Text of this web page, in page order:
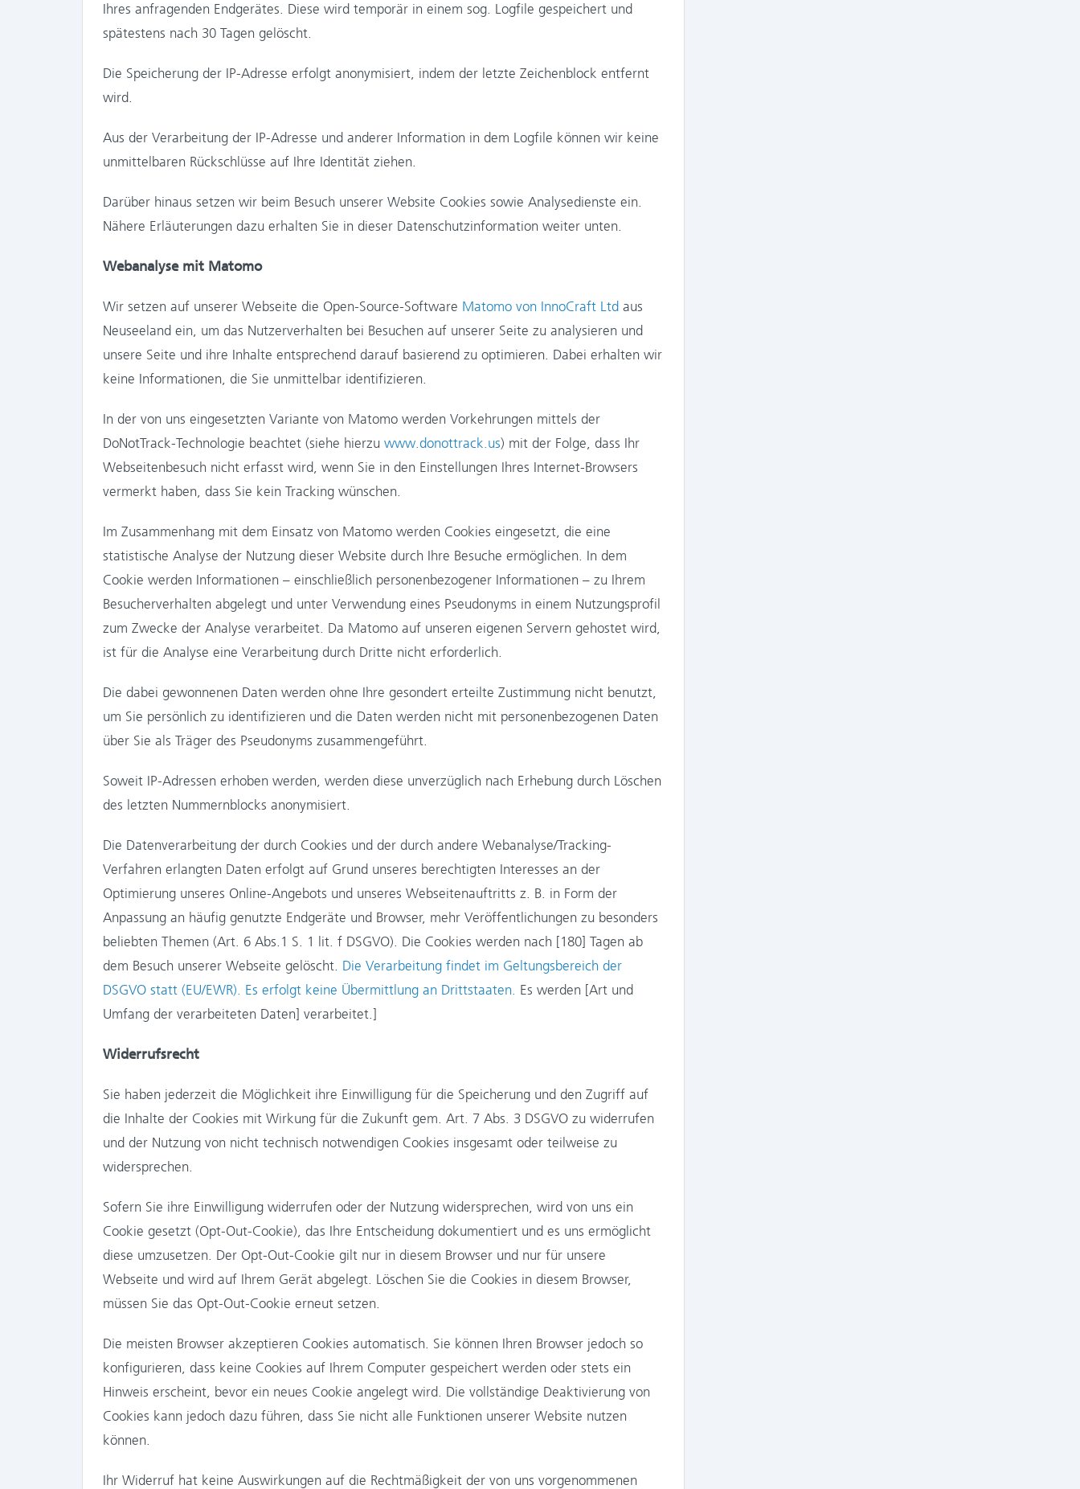
Ihres anfragenden Endgerätes. Diese wird temporär in einem sog. Logfile gespeichert und
spätestens nach 30 Tagen gelöscht.
Die Speicherung der IP-Adresse erfolgt anonymisiert, indem der letzte Zeichenblock entfernt
wird.
Aus der Verarbeitung der IP-Adresse und anderer Information in dem Logfile können wir keine
unmittelbaren Rückschlüsse auf Ihre Identität ziehen.
Darüber hinaus setzen wir beim Besuch unserer Website Cookies sowie Analysedienste ein.
Nähere Erläuterungen dazu erhalten Sie in dieser Datenschutzinformation weiter unten.
Webanalyse mit Matomo
Wir setzen auf unserer Webseite die Open-Source-Software Matomo von InnoCraft Ltd aus
Neuseeland ein, um das Nutzerverhalten bei Besuchen auf unserer Seite zu analysieren und
unsere Seite und ihre Inhalte entsprechend darauf basierend zu optimieren. Dabei erhalten wir
keine Informationen, die Sie unmittelbar identifizieren.
In der von uns eingesetzten Variante von Matomo werden Vorkehrungen mittels der
DoNotTrack-Technologie beachtet (siehe hierzu www.donottrack.us) mit der Folge, dass Ihr
Webseitenbesuch nicht erfasst wird, wenn Sie in den Einstellungen Ihres Internet-Browsers
vermerkt haben, dass Sie kein Tracking wünschen.
Im Zusammenhang mit dem Einsatz von Matomo werden Cookies eingesetzt, die eine
statistische Analyse der Nutzung dieser Website durch Ihre Besuche ermöglichen. In dem
Cookie werden Informationen – einschließlich personenbezogener Informationen – zu Ihrem
Besucherverhalten abgelegt und unter Verwendung eines Pseudonyms in einem Nutzungsprofil
zum Zwecke der Analyse verarbeitet. Da Matomo auf unseren eigenen Servern gehostet wird,
ist für die Analyse eine Verarbeitung durch Dritte nicht erforderlich.
Die dabei gewonnenen Daten werden ohne Ihre gesondert erteilte Zustimmung nicht benutzt,
um Sie persönlich zu identifizieren und die Daten werden nicht mit personenbezogenen Daten
über Sie als Träger des Pseudonyms zusammengeführt.
Soweit IP-Adressen erhoben werden, werden diese unverzüglich nach Erhebung durch Löschen
des letzten Nummernblocks anonymisiert.
Die Datenverarbeitung der durch Cookies und der durch andere Webanalyse/Tracking-
Verfahren erlangten Daten erfolgt auf Grund unseres berechtigten Interesses an der
Optimierung unseres Online-Angebots und unseres Webseitenauftritts z. B. in Form der
Anpassung an häufig genutzte Endgeräte und Browser, mehr Veröffentlichungen zu besonders
beliebten Themen (Art. 6 Abs.1 S. 1 lit. f DSGVO). Die Cookies werden nach [180] Tagen ab
dem Besuch unserer Webseite gelöscht. Die Verarbeitung findet im Geltungsbereich der
DSGVO statt (EU/EWR). Es erfolgt keine Übermittlung an Drittstaaten. Es werden [Art und
Umfang der verarbeiteten Daten] verarbeitet.]
Widerrufsrecht
Sie haben jederzeit die Möglichkeit ihre Einwilligung für die Speicherung und den Zugriff auf
die Inhalte der Cookies mit Wirkung für die Zukunft gem. Art. 7 Abs. 3 DSGVO zu widerrufen
und der Nutzung von nicht technisch notwendigen Cookies insgesamt oder teilweise zu
widersprechen.
Sofern Sie ihre Einwilligung widerrufen oder der Nutzung widersprechen, wird von uns ein
Cookie gesetzt (Opt-Out-Cookie), das Ihre Entscheidung dokumentiert und es uns ermöglicht
diese umzusetzen. Der Opt-Out-Cookie gilt nur in diesem Browser und nur für unsere
Webseite und wird auf Ihrem Gerät abgelegt. Löschen Sie die Cookies in diesem Browser,
müssen Sie das Opt-Out-Cookie erneut setzen.
Die meisten Browser akzeptieren Cookies automatisch. Sie können Ihren Browser jedoch so
konfigurieren, dass keine Cookies auf Ihrem Computer gespeichert werden oder stets ein
Hinweis erscheint, bevor ein neues Cookie angelegt wird. Die vollständige Deaktivierung von
Cookies kann jedoch dazu führen, dass Sie nicht alle Funktionen unserer Website nutzen
können.
Ihr Widerruf hat keine Auswirkungen auf die Rechtmäßigkeit der von uns vorgenommenen